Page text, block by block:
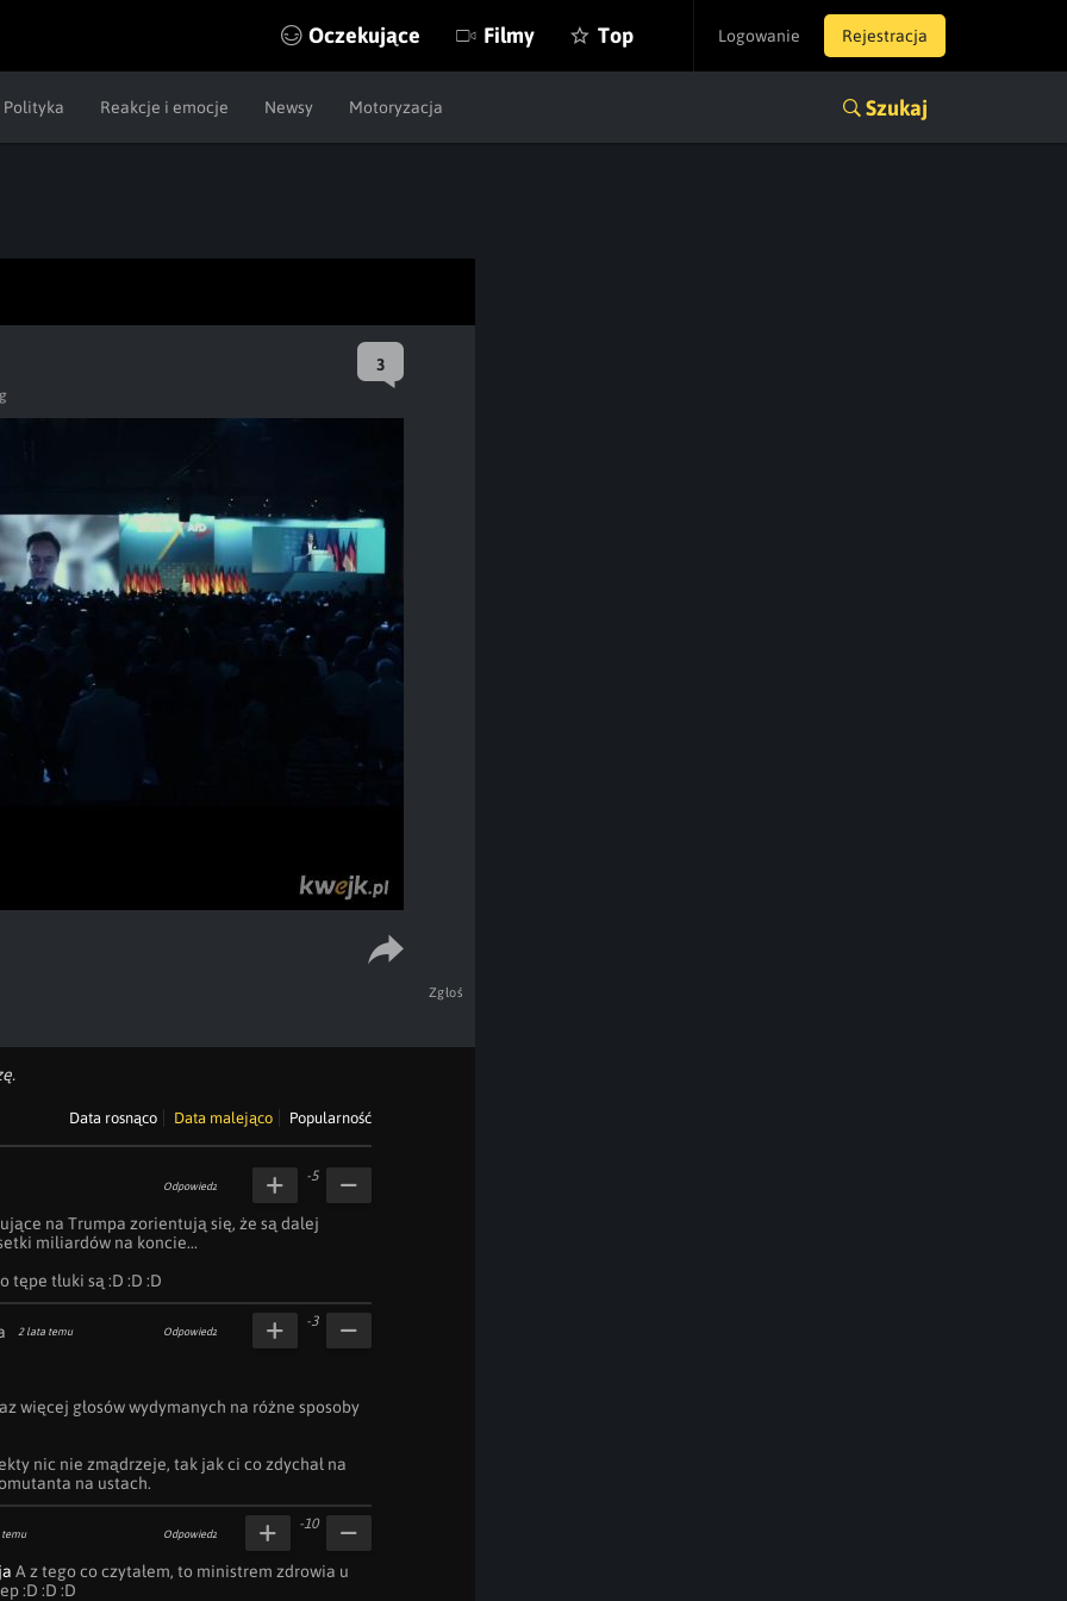
Logowanie Rejestracja
Oczekujące Filmy Top
Polityka Reakcje i emocje Newsy Motoryzacja Szukaj
3
Zgłoś
Data rosnąco Data malejąco Popularność
Odpowiedz
na Trumpa zorientują się, że są dalej
miliardów na koncie...
tłuki są :D :D :D
-5
2 lata temu Odpowiedz
więcej głosów wydymanych na różne sposoby
nic nie zmądrzeje, tak jak ci co zdychał na
na ustach.
-3
Odpowiedz
A z tego co czytałem, to ministrem zdrowia u
:D :D :D
-10